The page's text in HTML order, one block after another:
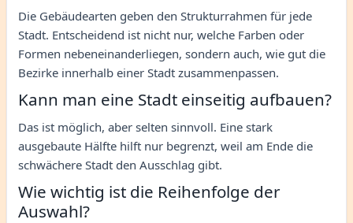
Die Gebäudearten geben den Strukturrahmen für jede
Stadt. Entscheidend ist nicht nur, welche Farben oder
Formen nebeneinanderliegen, sondern auch, wie gut die
Bezirke innerhalb einer Stadt zusammenpassen.
Kann man eine Stadt einseitig aufbauen?
Das ist möglich, aber selten sinnvoll. Eine stark
ausgebaute Hälfte hilft nur begrenzt, weil am Ende die
schwächere Stadt den Ausschlag gibt.
Wie wichtig ist die Reihenfolge der
Auswahl?